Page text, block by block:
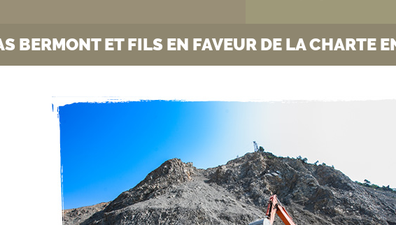
EN FAVEUR DE LA CHARTE ENVIRONNEMENT